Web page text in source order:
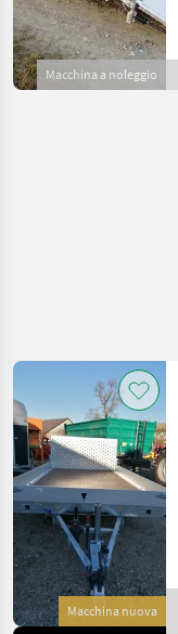
Macchina a noleggio
Macchina nuova